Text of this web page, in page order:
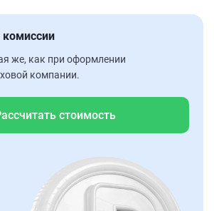
комиссии
же, как при оформлении
компании.
стоимость